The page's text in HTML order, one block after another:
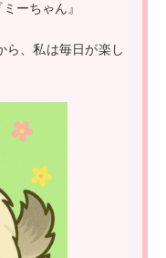
ーちゃん』
ら、私は毎日が楽し